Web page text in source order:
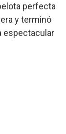
perfecta
y terminó
espectacular